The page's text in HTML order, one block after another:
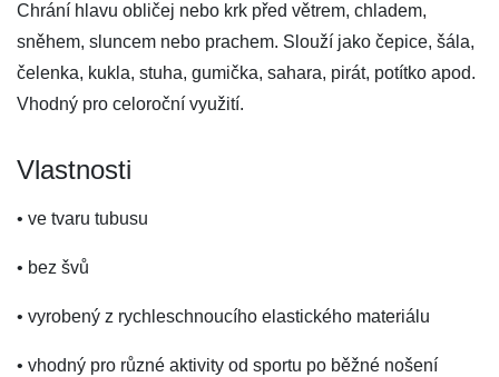
Chrání hlavu obličej nebo krk před větrem, chladem,
sněhem, sluncem nebo prachem. Slouží jako čepice, šála,
čelenka, kukla, stuha, gumička, sahara, pirát, potítko apod.
Vhodný pro celoroční využití.
Vlastnosti
• ve tvaru tubusu
• bez švů
• vyrobený z rychleschnoucího elastického materiálu
• vhodný pro různé aktivity od sportu po běžné nošení